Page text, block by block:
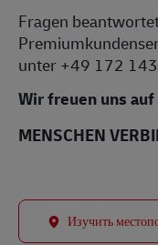
Fragen
unter +49 172
Wir freuen uns
MENSCHEN
Изучить